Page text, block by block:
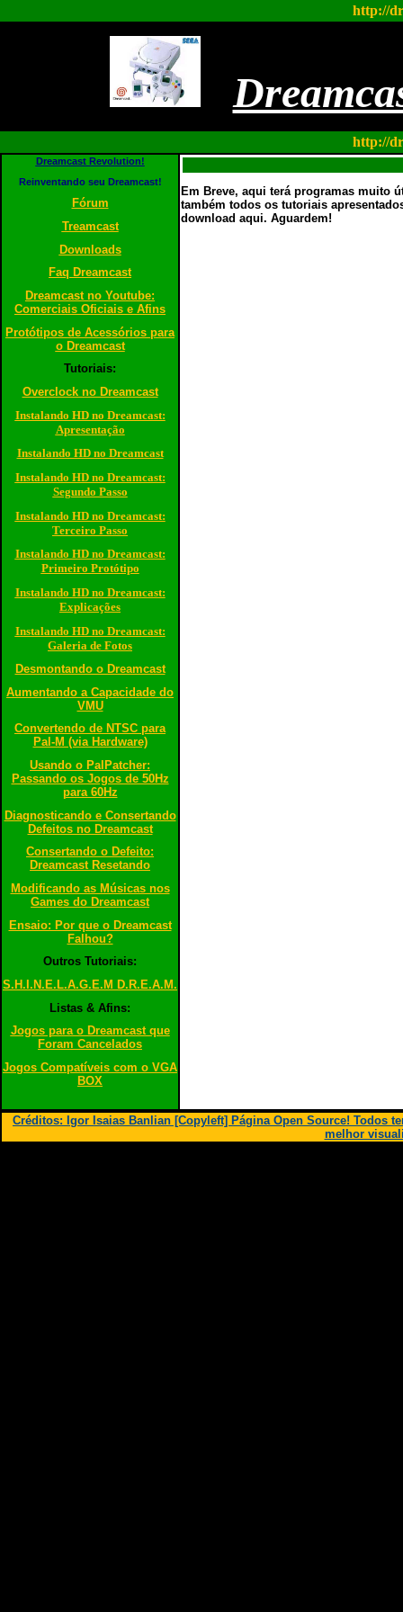
http://
http://
Dreamcast Revolution!
Reinventando seu Dreamcast!
Fórum
Treamcast
Downloads
Faq Dreamcast
Dreamcast no Youtube:
Comerciais Oficiais e Afins
Protótipos de Acessórios para
o Dreamcast
Tutoriais:
Overclock no Dreamcast
Instalando HD no Dreamcast:
Apresentação
Instalando HD no Dreamcast
Instalando HD no Dreamcast:
Segundo Passo
Instalando HD no Dreamcast:
Terceiro Passo
Instalando HD no Dreamcast:
Primeiro Protótipo
Instalando HD no Dreamcast:
Explicações
Instalando HD no Dreamcast:
Galeria de Fotos
Desmontando o Dreamcast
Aumentando a Capacidade do
VMU
Convertendo de NTSC para
Pal-M (via Hardware)
Usando o PalPatcher:
Passando os Jogos de 50Hz
para 60Hz
Diagnosticando e Consertando
Defeitos no Dreamcast
Consertando o Defeito:
Dreamcast Resetando
Modificando as Músicas nos
Games do Dreamcast
Ensaio: Por que o Dreamcast
Falhou?
Outros Tutoriais:
S.H.I.N.E.L.A.G.E.M D.R.E.A.M.
Listas & Afins:
Jogos para o Dreamcast que
Foram Cancelados
Jogos Compatíveis com o VGA
BOX
Em Breve, aqui terá programas muito
também todos os tutoriais
download aqui. Aguardem!
Créditos: Igor Isaias Banlian [Copyleft] Página Open Source! Todos
melhor